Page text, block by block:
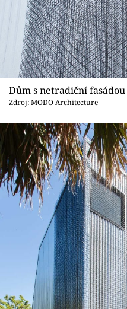
Dům s netradiční fasádou
Zdroj: MODO Architecture